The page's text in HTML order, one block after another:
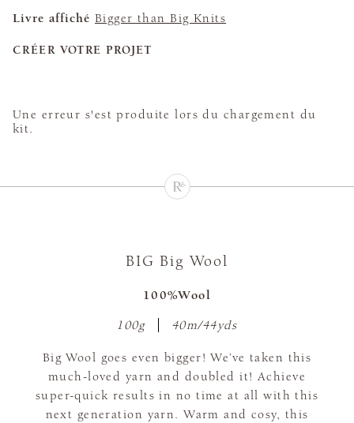
Livre affiché Bigger than Big Knits
CRÉER VOTRE PROJET
Une erreur s'est produite lors du chargement du
kit.
BIG Big Wool
100%Wool
100g 40m/44yds
Big Wool goes even bigger! We’ve taken this
much-loved yarn and doubled it! Achieve
super-quick results in no time at all with this
next generation yarn. Warm and cosy, this